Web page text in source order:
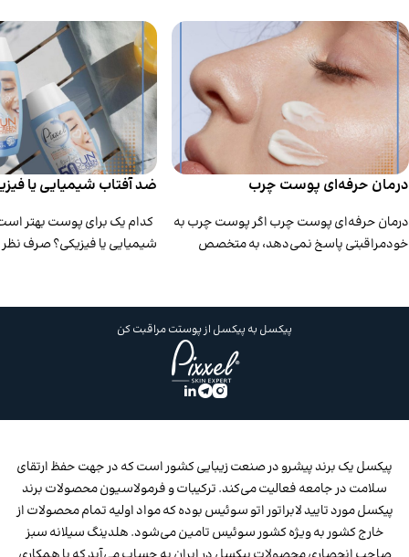
درمان حرفه‌ای پوست چرب
درمان حرفه‌ای پوست چرب اگر پوست چرب به
خودمراقبتی پاسخ نمی‌دهد، به متخصص
ضد آفتاب شیمیایی یا
کدام یک برای پوست بهتر
شیمیایی یا فیزیکی؟ صرف
پیکسل به پیکسل از پوستت مراقبت کن
پیکسل یک برند پیشرو در صنعت زیبایی کشور است که در جهت حفظ ارتقای
سلامت در جامعه فعاليت می‌كند. ترکیبات و فرمولاسیون محصولات برند
پیکسل مورد تایید لابراتور اتو سوئیس بوده که مواد اولیه تمام محصولات از
خارج کشور به ویژه کشور سوئیس تامین می‌شود. هلدینگ سیلانه سبز